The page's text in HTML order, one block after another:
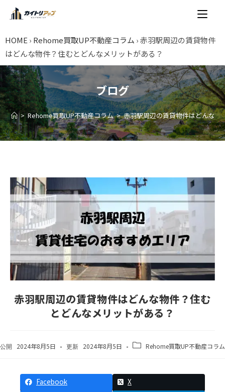
HOME › Rehome買取UP不動産コラム ›赤羽駅周辺の賃貸物件
はどんな物件？住むとどんなメリットがある？
ブログ
> Rehome買取UP不動産コラム > 赤羽駅周辺の賃貸物件はどんな
赤羽駅周辺の賃貸物件はどんな物件？住む
とどんなメリットがある？
2024年8月5日 2024年8月5日 Rehome買取UP不動産コラム
Facebook
X